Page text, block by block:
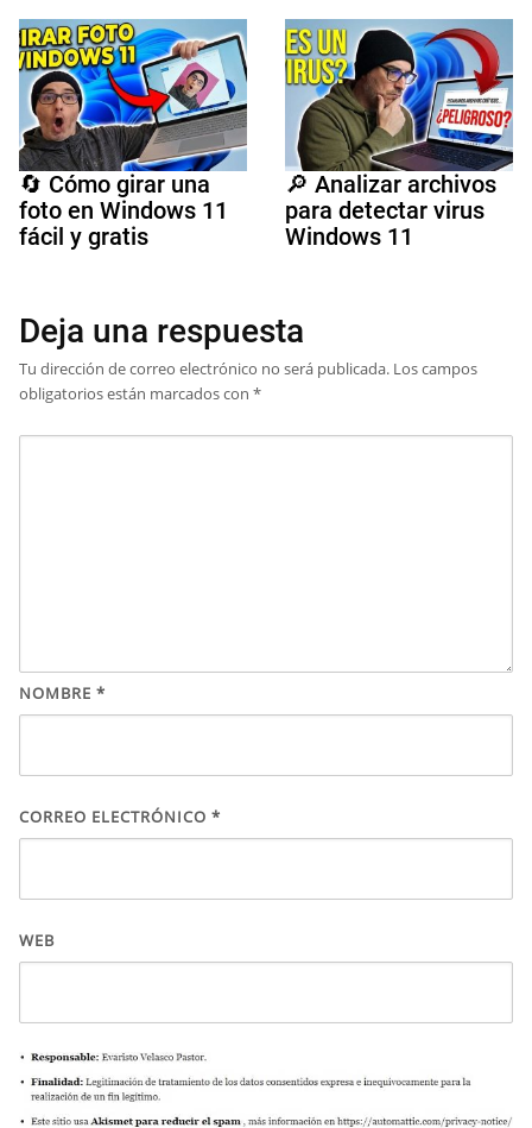
🔄 Cómo girar una
foto en Windows 11
fácil y gratis
🔎 Analizar archivos
para detectar virus
Windows 11
Deja una respuesta
Tu dirección de correo electrónico no será publicada. Los campos
obligatorios están marcados con *
NOMBRE *
CORREO ELECTRÓNICO *
WEB